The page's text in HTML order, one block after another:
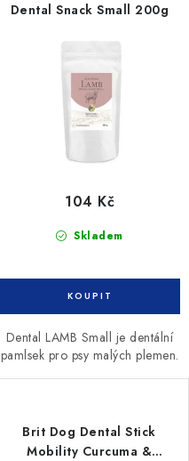
Dental Snack Small 200g
Skladem
104 Kč
Dental LAMB Small je dentální
pamlsek pro psy malých plemen.
Brit Dog Dental Stick
Mobility Curcuma &